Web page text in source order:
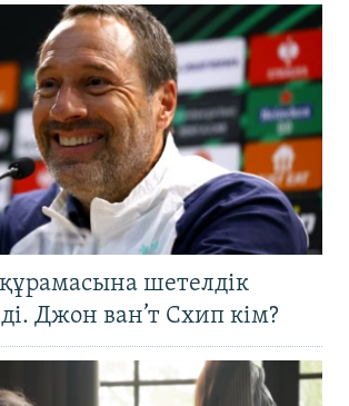
шетелдік
Джон ван’т Схип кім?